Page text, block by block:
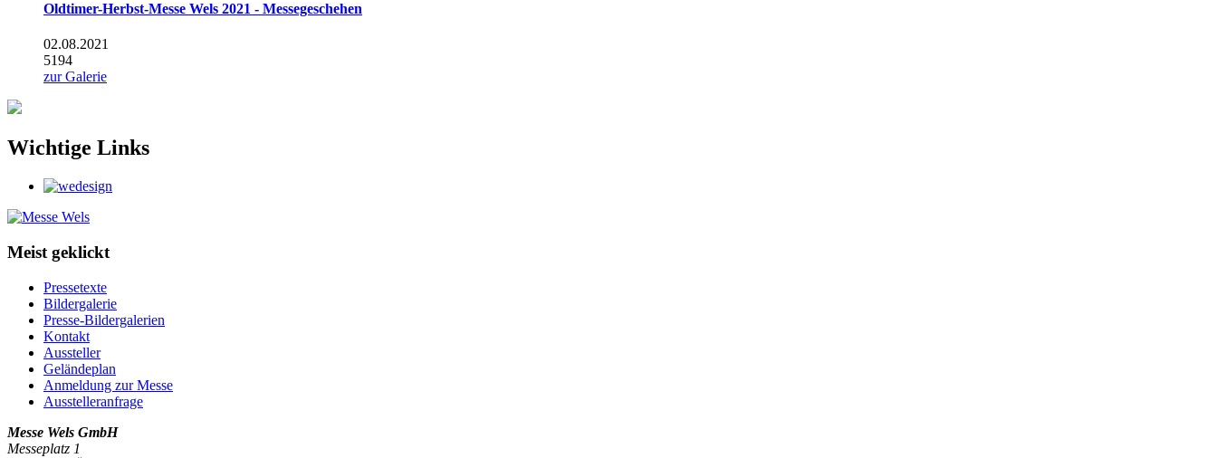
Oldtimer-Herbst-Messe Wels 2021 - Messegeschehen
02.08.2021
5194
zur Galerie
Wichtige Links
Meist geklickt
Pressetexte
Bildergalerie
Presse-Bildergalerien
Kontakt
Aussteller
Geländeplan
Anmeldung zur Messe
Ausstelleranfrage
Messe Wels GmbH
Messeplatz 1